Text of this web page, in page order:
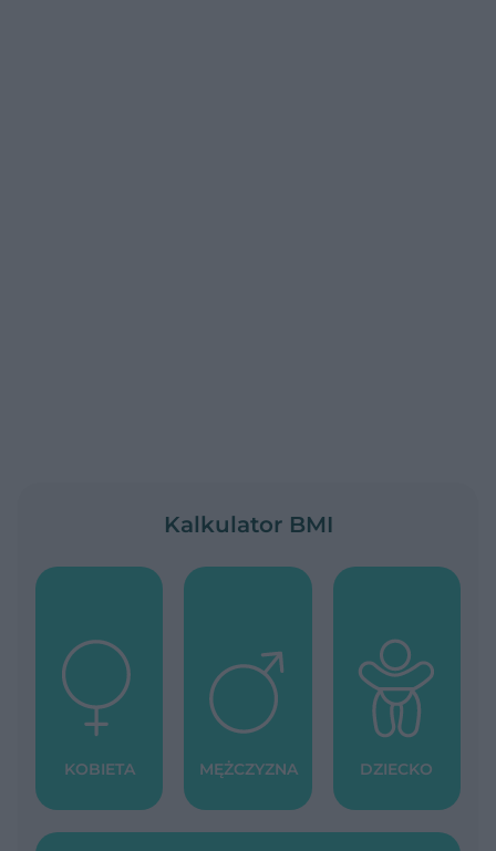
Kalkulator BMI
KOBIETA MĘŻCZYZNA DZIECKO